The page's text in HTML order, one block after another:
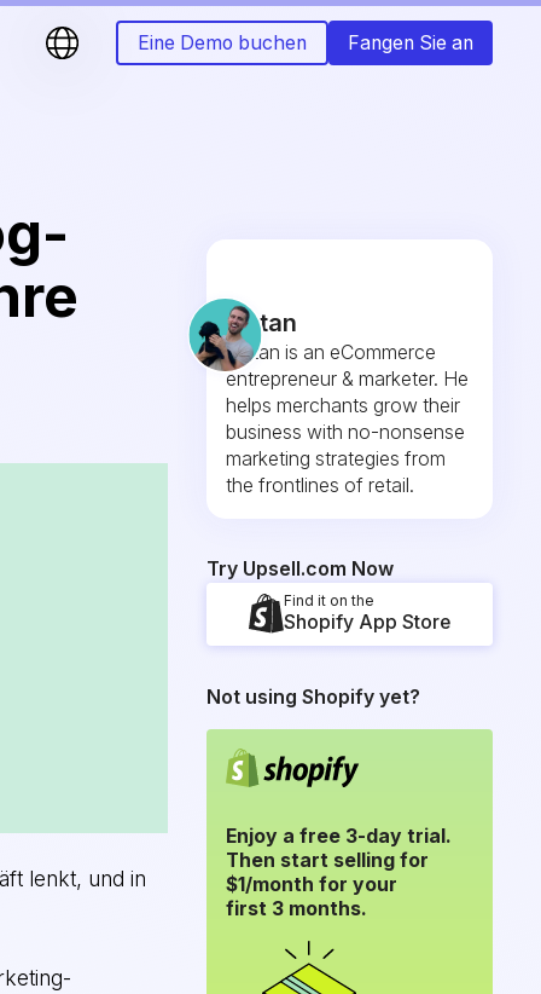
Eine Demo buchen Fangen Sie an
lenkt, und in
Fintan
Fintan is an eCommerce
entrepreneur & marketer. He
helps merchants grow their
business with no-nonsense
marketing strategies from
the frontlines of retail.
Try Upsell.com Now
Find it on the
Shopify App Store
Not using Shopify yet?
Enjoy a free 3-day trial.
Then start selling for
$1/month for your
first 3 months.